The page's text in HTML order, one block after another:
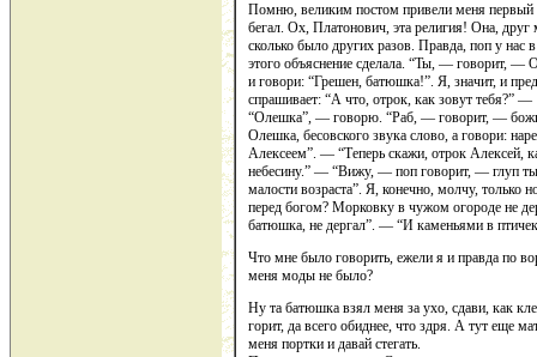
Помню, великим постом привели меня первый
бегал. Ох, Платонович, эта религия! Она,
сколько было других разов. Правда, поп у
этого объяснение сделала. “Ты, — говорит, —
и говори: “Грешен, батюшка!”. Я, значит, и
спрашивает: “А что, отрок, как зовут тебя?” —
“Олешка”, — говорю. “Раб, — говорит, —
Олешка, бесовского звука слово, а говори:
Алексеем”. — “Теперь скажи, отрок Алексей,
небесину.” — “Вижу, — поп говорит, — глуп
малости возраста”. Я, конечно, молчу,
перед богом? Морковку в чужом огороде не
батюшка, не дергал”. — “И каменьями в
Что мне было говорить, ежели я и правда по
меня моды не было?
Ну та батюшка взял меня за ухо, сдави, как
горит, да всего обиднее, что здря. А тут еще
меня портки и давай стегать.